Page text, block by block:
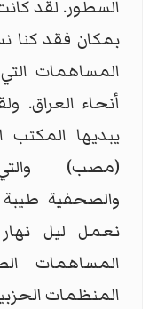
السطور. لقد
بمكان فقد كنا
المساهمات
أنحاء العراق.
يبديها
(مصب) والتي
والصحفية
نعمل ليل
المساهمات
المنظمات